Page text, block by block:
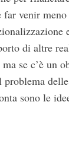
venir
di altre
se c’è un
sono le